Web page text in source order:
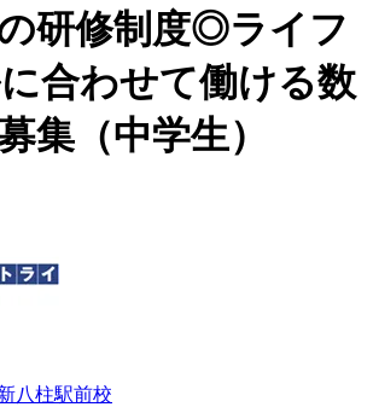
研修制度◎ライフ
合わせて働ける数
集（中学生）
八柱駅前校